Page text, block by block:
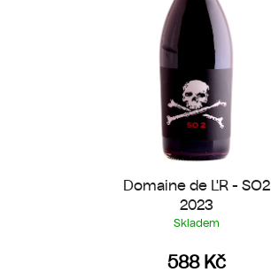
Domaine de L'R - SO2
2023
Skladem
588 Kč